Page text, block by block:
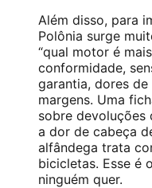
Além disso, para
Polônia surge
“qual motor é
conformidade,
garantia, dores
margens. Uma
sobre devoluções
a dor de cabeça
alfândega trata
bicicletas. Esse é
ninguém quer.